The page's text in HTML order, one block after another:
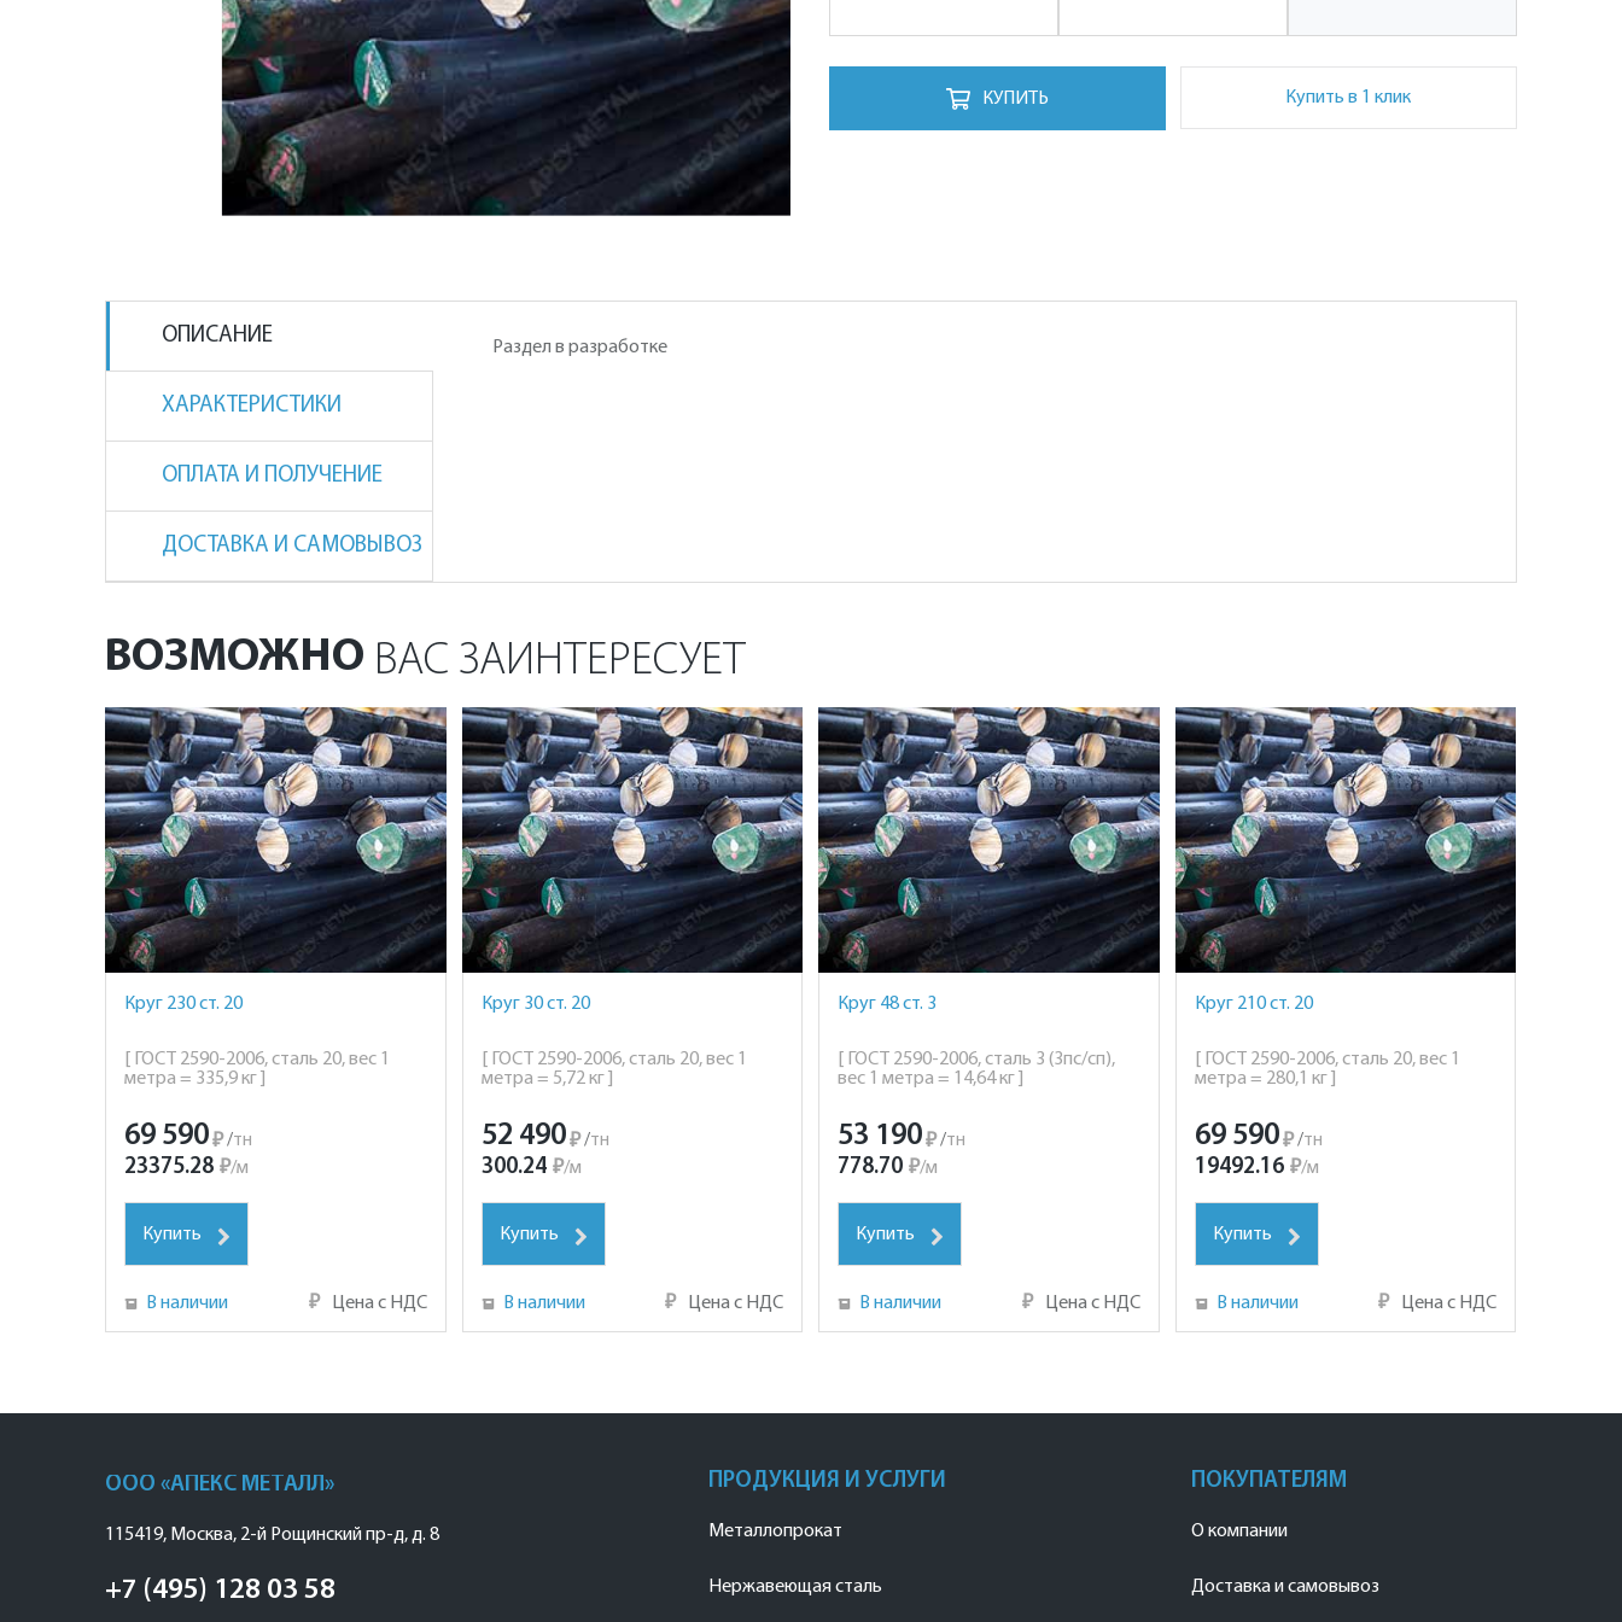
КУПИТЬ Купить в 1 клик
ОПИСАНИЕ
ХАРАКТЕРИСТИКИ
ОПЛАТА И ПОЛУЧЕНИЕ
ДОСТАВКА И САМОВЫВОЗ
Раздел в разработке
ВОЗМОЖНО ВАС ЗАИНТЕРЕСУЕТ
Круг 230 ст. 20
[ ГОСТ 2590-2006, сталь 20, вес 1
метра = 335,9 кг ]
69 590₽ /тн
23375.28 ₽/м
Купить
В наличии ₽ Цена с НДС
Круг 30 ст. 20
[ ГОСТ 2590-2006, сталь 20, вес 1
метра = 5,72 кг ]
52 490 ₽ /тн
300.24 ₽/м
Купить
В наличии ₽ Цена с НДС
Круг 48 ст. 3
[ ГОСТ 2590-2006, сталь 3 (3пс/сп),
вес 1 метра = 14,64 кг ]
53 190₽ /тн
778.70 ₽/м
Купить
В наличии ₽ Цена с НДС
Круг 210 ст. 20
[ ГОСТ 2590-2006, сталь 20, вес 1
метра = 280,1 кг ]
69 590 ₽ /тн
19492.16 ₽/м
Купить
В наличии ₽ Цена с НДС
ООО «АПЕКС МЕТАЛЛ»
115419, Москва, 2-й Рощинский пр-д, д. 8
+7 (495) 128 03 58
ПРОДУКЦИЯ И УСЛУГИ
Металлопрокат
Нержавеющая сталь
ПОКУПАТЕЛЯМ
О компании
Доставка и самовывоз